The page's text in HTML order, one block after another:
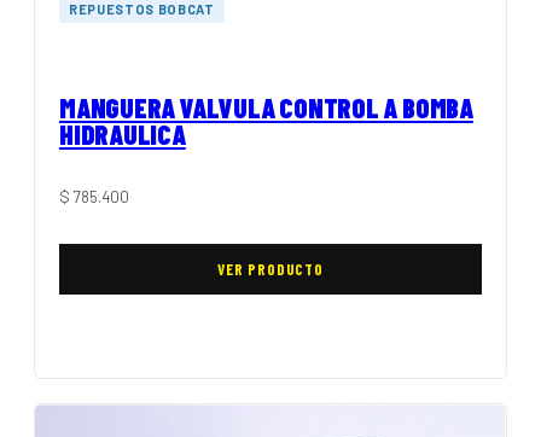
REPUESTOS BOBCAT
MANGUERA VALVULA CONTROL A BOMBA
HIDRAULICA
$ 785.400
VER PRODUCTO